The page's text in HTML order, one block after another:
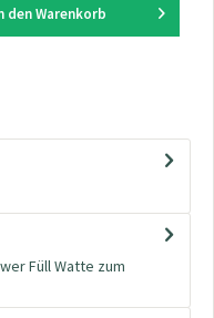
den Warenkorb
Füll Watte zum